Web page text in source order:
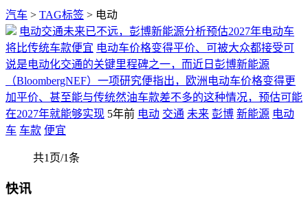
汽车 > TAG标签 > 电动
电动交通未来已不远，彭博新能源分析预估2027年电动车
将比传统车款便宜 电动车价格变得平价、可被大众都接受可
说是电动化交通的关键里程碑之一，而近日彭博新能源
（BloombergNEF）一项研究便指出，欧洲电动车价格变得更
加平价、甚至能与传统然油车款差不多的这种情况，预估可能
在2027年就能够实现 5年前 电动 交通 未来 彭博 新能源 电动
车 车款 便宜
共1页/1条
快讯